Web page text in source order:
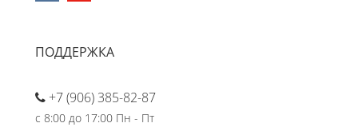
ПОДДЕРЖКА
+7 (906) 385-82-87
с 8:00 до 17:00 Пн - Пт